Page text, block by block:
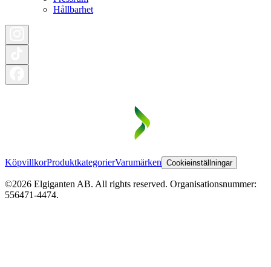
Hållbarhet
KöpvillkorProduktkategorierVarumärken Cookieinställningar
©2026 Elgiganten AB. All rights reserved. Organisationsnummer:
556471-4474.